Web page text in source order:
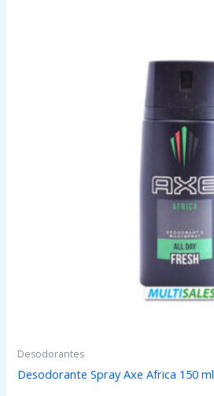
Desodorantes
Desodorante Spray Axe Africa 150 ml